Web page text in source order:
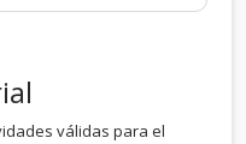
válidas para el